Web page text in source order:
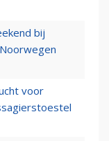
bij
voor